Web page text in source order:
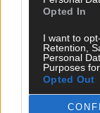
Opted In
I want to
Retention,
Personal
Purposes
Opted Out
Wirtschaft
Wissen
Kommentar
Streams & Storys
Eurovision